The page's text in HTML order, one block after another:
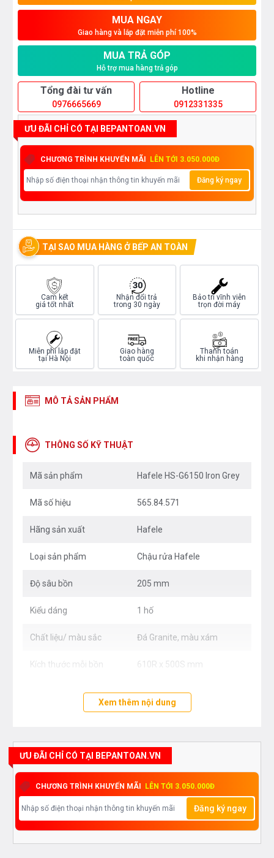
MUA NGAY
Giao hàng và lắp đặt miễn phí 100%
MUA TRẢ GÓP
Hỗ trợ mua hàng trả góp
Tổng đài tư vấn
0976665669
Hotline
0912331335
ƯU ĐÃI CHỈ CÓ TẠI BEPANTOAN.VN
CHƯƠNG TRÌNH KHUYẾN MÃI LÊN TỚI 3.050.000Đ
Đăng ký ngay
TẠI SAO MUA HÀNG Ở BẾP AN TOÀN
Cam kết
giá tốt nhất
Nhận đổi trả
trong 30 ngày
Bảo trì vĩnh viễn
trọn đời máy
Miễn phí lắp đặt
tại Hà Nội
Giao hàng
toàn quốc
Thanh toán
khi nhận hàng
MÔ TẢ SẢN PHẨM
THÔNG SỐ KỸ THUẬT
Mã sản phẩm Hafele HS-G6150 Iron Grey
Mã số hiệu 565.84.571
Hãng sản xuất Hafele
Loại sản phẩm Chậu rửa Hafele
Độ sâu bồn 205 mm
Kiểu dáng 1 hố
Chất liệu/ màu sắc Đá Granite, màu xám
Kích thước mỗi bồn 610R x 500S mm
Xem thêm nội dung
ƯU ĐÃI CHỈ CÓ TẠI BEPANTOAN.VN
CHƯƠNG TRÌNH KHUYẾN MÃI LÊN TỚI 3.050.000Đ
Đăng ký ngay